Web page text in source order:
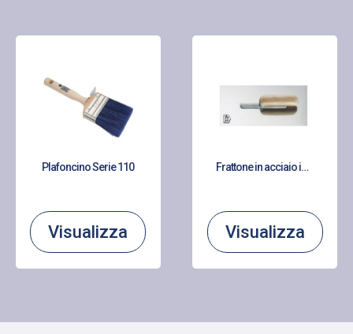
Plafoncino Serie 110
Visualizza
Frattone in acciaio inox con manico in legno cerato
Visualizza